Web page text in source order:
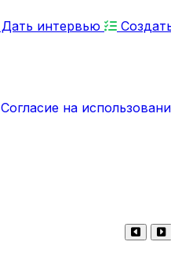
Дать интервью
Согласие на